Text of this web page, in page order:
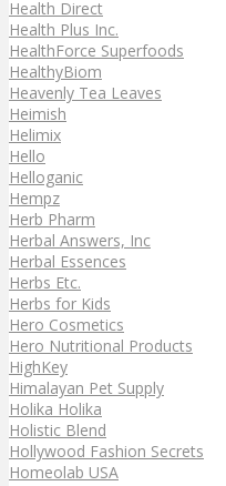
Health Direct
Health Plus Inc.
HealthForce Superfoods
HealthyBiom
Heavenly Tea Leaves
Heimish
Helimix
Hello
Helloganic
Hempz
Herb Pharm
Herbal Answers, Inc
Herbal Essences
Herbs Etc.
Herbs for Kids
Hero Cosmetics
Hero Nutritional Products
HighKey
Himalayan Pet Supply
Holika Holika
Holistic Blend
Hollywood Fashion Secrets
Homeolab USA